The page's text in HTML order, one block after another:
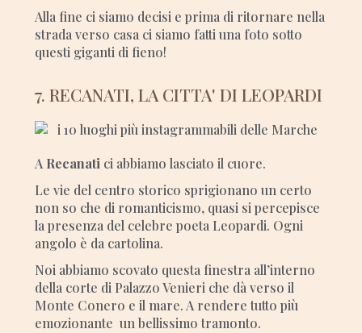
Alla fine ci siamo decisi e prima di ritornare nella
strada verso casa ci siamo fatti una foto sotto
questi giganti di fieno!
7. RECANATI, LA CITTA' DI LEOPARDI
ARecanati ci abbiamo lasciato il cuore.
Le vie del centro storico sprigionano un certo
non so che di romanticismo, quasi si percepisce
la presenza del celebre poeta Leopardi. Ogni
angolo è da cartolina.
Noi abbiamo scovato questa finestra all’interno
della corte di Palazzo Venieri che dà verso il
Monte Conero e il mare. A rendere tutto più
emozionante un bellissimo tramonto.